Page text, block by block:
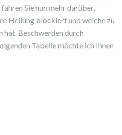
Sie nun mehr darüber,
Heilung blockiert und welche zu
hat. Beschwerden durch
Tabelle möchte ich Ihnen